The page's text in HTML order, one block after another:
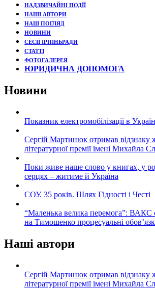
НАДЗВИЧАЙНІ ПОДЇЇ
НАШІ АВТОРИ
НАШ ПОГЛЯД
НОВИНИ
СЕСІЇ ІРПІНЬРАДИ
СТАТТІ
ФОТОГАЛЕРЕЯ
ЮРИДИЧНА ДОПОМОГА
Новини
Показник електромобілізації в
Сергій Мартинюк отримав відзнаку
літературної премії імені Михайла
Поки живе наше слово у книгах, у
серцях – житиме й Україна
СОУ. 35 років. Шлях Гідності і Честі
“Маленька велика перемога”: ВАКС
на Тимошенко процесуальні
Наші автори
Сергій Мартинюк отримав відзнаку
літературної премії імені Михайла